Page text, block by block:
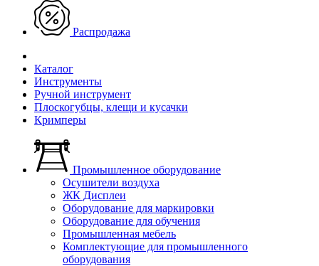
Распродажа
Каталог
Инструменты
Ручной инструмент
Плоскогубцы, клещи и кусачки
Кримперы
Промышленное оборудование
Осушители воздуха
ЖК Дисплеи
Оборудование для маркировки
Оборудование для обучения
Промышленная мебель
Комплектующие для промышленного
оборудования